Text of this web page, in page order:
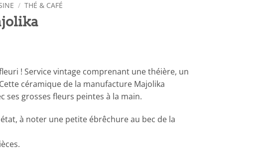
/ THÉ & CAFÉ
! Service vintage comprenant une théière, un
céramique de la manufacture Majolika
ses grosses fleurs peintes à la main.
à noter une petite ébrêchure au bec de la